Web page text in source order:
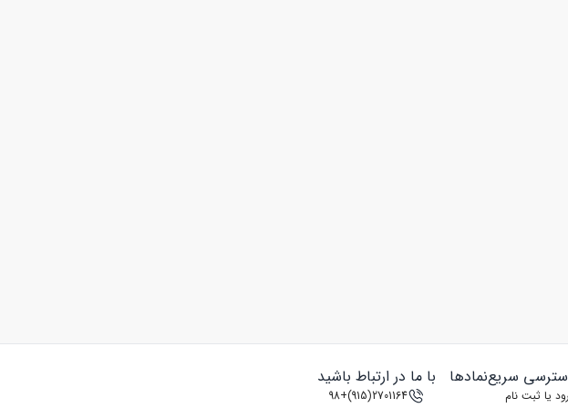
سریع
یا ثبت‌ نام
نمادها با ما در ارتباط باشید
2701164(915)+98